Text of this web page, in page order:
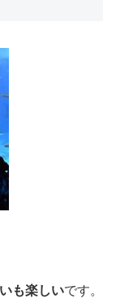
も楽しいです。